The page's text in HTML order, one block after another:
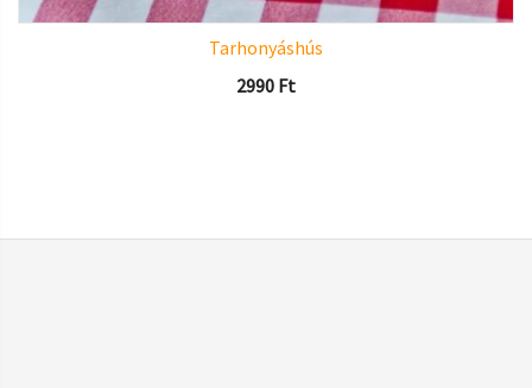
Tarhonyáshús
2990 Ft